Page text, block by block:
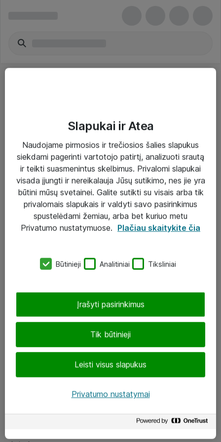
Paslaugos
Sprendimai
Įgyvendinti projektai
Atea ekspertų patarimai verslui
eShop@atea.lt
LinkedIn
Slapukai ir Atea
Naudojame pirmosios ir trečiosios šalies slapukus
siekdami pagerinti vartotojo patirtį, analizuoti srautą
ir teikti suasmenintus skelbimus. Privalomi slapukai
visada įjungti ir nereikalauja Jūsų sutikimo, nes jie yra
būtini mūsų svetainei. Galite sutikti su visais arba tik
privalomais slapukais ir valdyti savo pasirinkimus
spustelėdami žemiau, arba bet kuriuo metu
Privatumo nustatymuose. Plačiau skaitykite čia
Būtinieji Analitiniai Tiksliniai
Tik būtinieji
Leisti visus slapukus
Įrašyti pasirinkimus
Privatumo nustatymai